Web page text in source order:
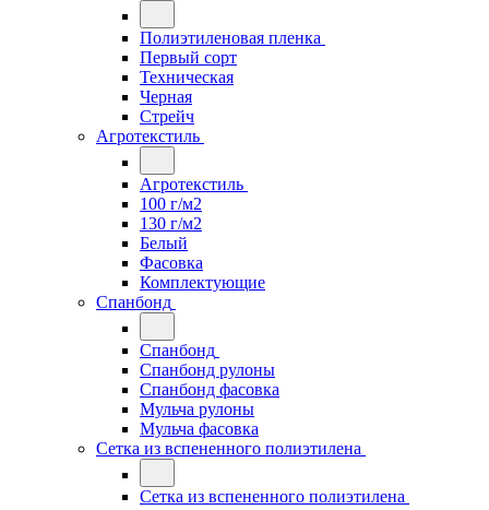
Полиэтиленовая пленка
Первый сорт
Техническая
Черная
Стрейч
Агротекстиль
Агротекстиль
100 г/м2
130 г/м2
Белый
Фасовка
Комплектующие
Спанбонд
Спанбонд
Спанбонд рулоны
Спанбонд фасовка
Мульча рулоны
Мульча фасовка
Сетка из вспененного полиэтилена
Сетка из вспененного полиэтилена